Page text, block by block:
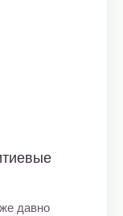
давно